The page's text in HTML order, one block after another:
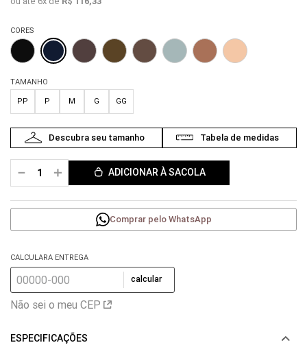
CORES
TAMANHO
PP P M G GG
＋
－ ADICIONAR À SACOLA
Comprar pelo WhatsApp
CALCULARA ENTREGA
calcular
Não sei o meu CEP
ESPECIFICAÇÕES